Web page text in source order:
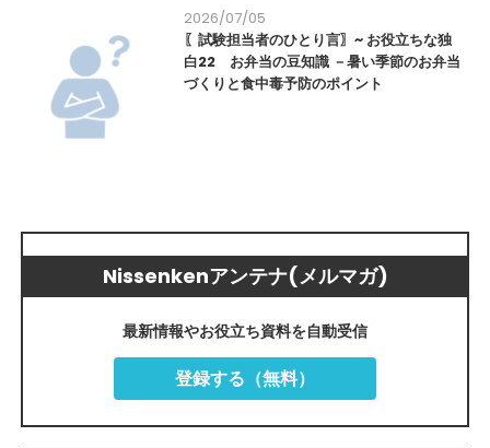
2026/07/05
〖試験担当者のひとり言〗~ お役立ちな独
白22 お弁当の豆知識 －暑い季節のお弁当
づくりと食中毒予防のポイント
Nissenkenアンテナ(メルマガ)
最新情報やお役立ち資料を自動受信
登録する（無料）